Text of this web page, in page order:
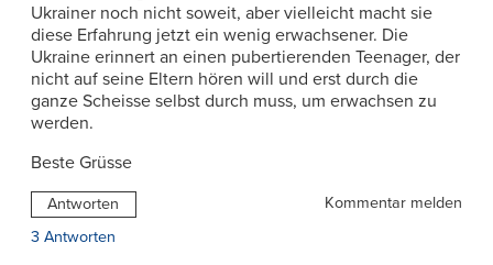
Ukrainer noch nicht soweit, aber vielleicht macht sie
diese Erfahrung jetzt ein wenig erwachsener. Die
Ukraine erinnert an einen pubertierenden Teenager, der
nicht auf seine Eltern hören will und erst durch die
ganze Scheisse selbst durch muss, um erwachsen zu
werden.
Beste Grüsse
Antworten
Kommentar melden
3 Antworten